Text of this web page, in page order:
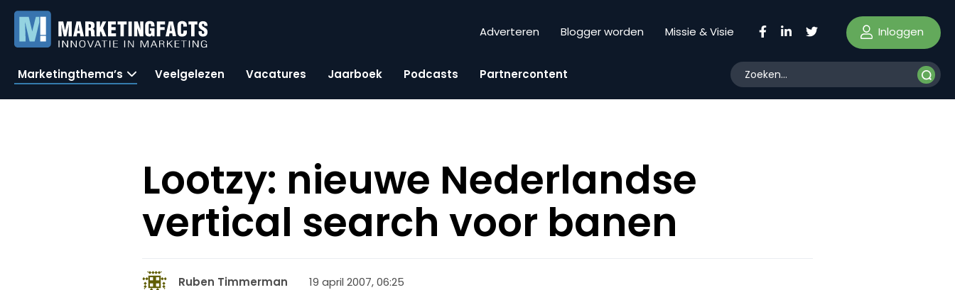
Adverteren Blogger worden Missie & Visie Inloggen
Marketingthema’s Veelgelezen Vacatures Jaarboek Podcasts Partnercontent
Lootzy: nieuwe Nederlandse
vertical search voor banen
Ruben Timmerman 19 april 2007, 06:25